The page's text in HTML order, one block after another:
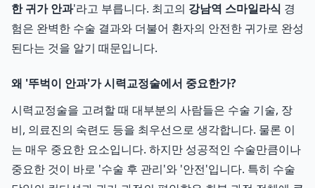
한 귀가 안과'라고 부릅니다. 최고의 강남역 스마일라식 경
험은 완벽한 수술 결과와 더불어 환자의 안전한 귀가로 완성
된다는 것을 알기 때문입니다.
왜 '뚜벅이 안과'가 시력교정술에서 중요한가?
시력교정술을 고려할 때 대부분의 사람들은 수술 기술, 장
비, 의료진의 숙련도 등을 최우선으로 생각합니다. 물론 이
는 매우 중요한 요소입니다. 하지만 성공적인 수술만큼이나
중요한 것이 바로 '수술 후 관리'와 '안전'입니다. 특히 수술